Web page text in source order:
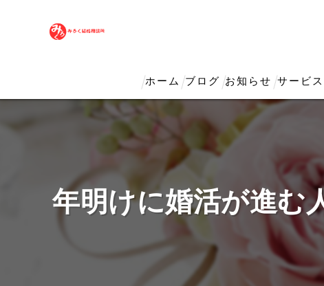
ホーム ブログ お知らせ サービス
年明けに婚活が進む